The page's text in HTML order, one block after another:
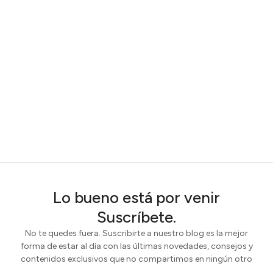
Lo bueno está por venir
Suscríbete.
No te quedes fuera. Suscribirte a nuestro blog es la mejor
forma de estar al día con las últimas novedades, consejos y
contenidos exclusivos que no compartimos en ningún otro